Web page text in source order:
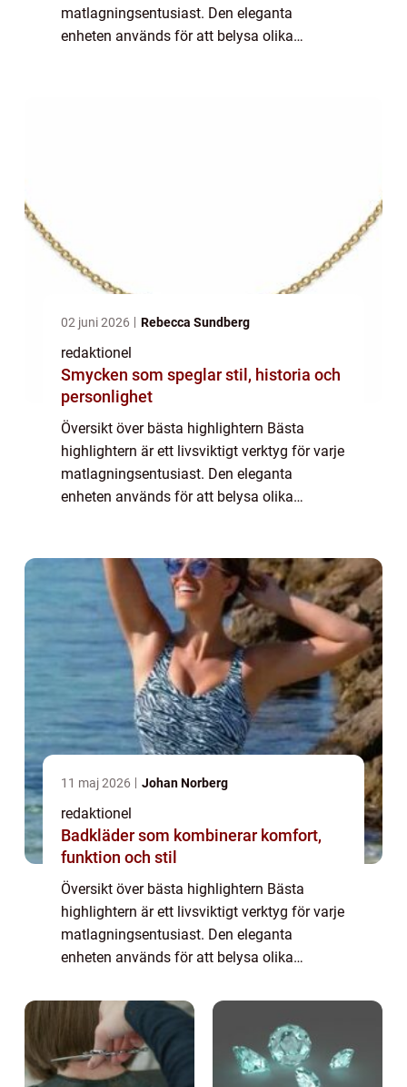
matlagningsentusiast. Den eleganta
enheten används för att belysa olika
02 juni 2026 Rebecca Sundberg
redaktionel
Smycken som speglar stil, historia och
personlighet
Översikt över bästa highlightern Bästa
highlightern är ett livsviktigt verktyg för varje
matlagningsentusiast. Den eleganta
enheten används för att belysa olika
och ...
11 maj 2026 Johan Norberg
redaktionel
Badkläder som kombinerar komfort,
funktion och stil
Översikt över bästa highlightern Bästa
highlightern är ett livsviktigt verktyg för varje
matlagningsentusiast. Den eleganta
enheten används för att belysa olika
oumbärlig när du vill lägga till extra smak
och ...